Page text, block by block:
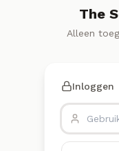
The
Alleen
Inloggen